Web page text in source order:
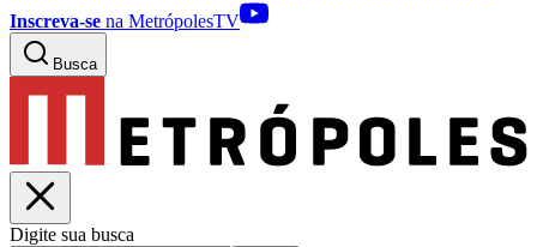
Inscreva-se na MetrópolesTV
Busca
Digite sua busca